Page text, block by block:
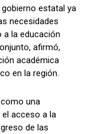
estatal ya
necesidades
a la educación
afirmó,
académica
en la región.
una
acceso a la
de las